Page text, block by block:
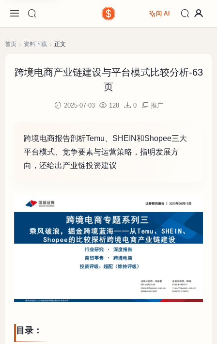
问 AI
首页 资料下载 正文
跨境电商产业链建设与平台模式比较分析-63
页
2025-07-03 128 0 推广
跨境电商报告剖析Temu、SHEIN和Shopee三大
平台模式、竞争要素与运营策略，指明发展方
向，还给出产业链投资建议
目录：